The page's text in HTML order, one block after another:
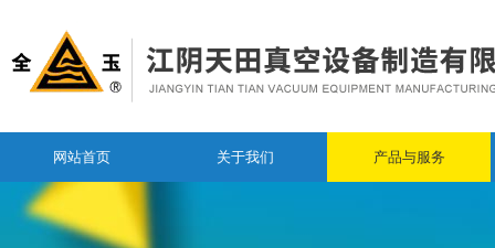
网站首页 关于我们 产品与服务